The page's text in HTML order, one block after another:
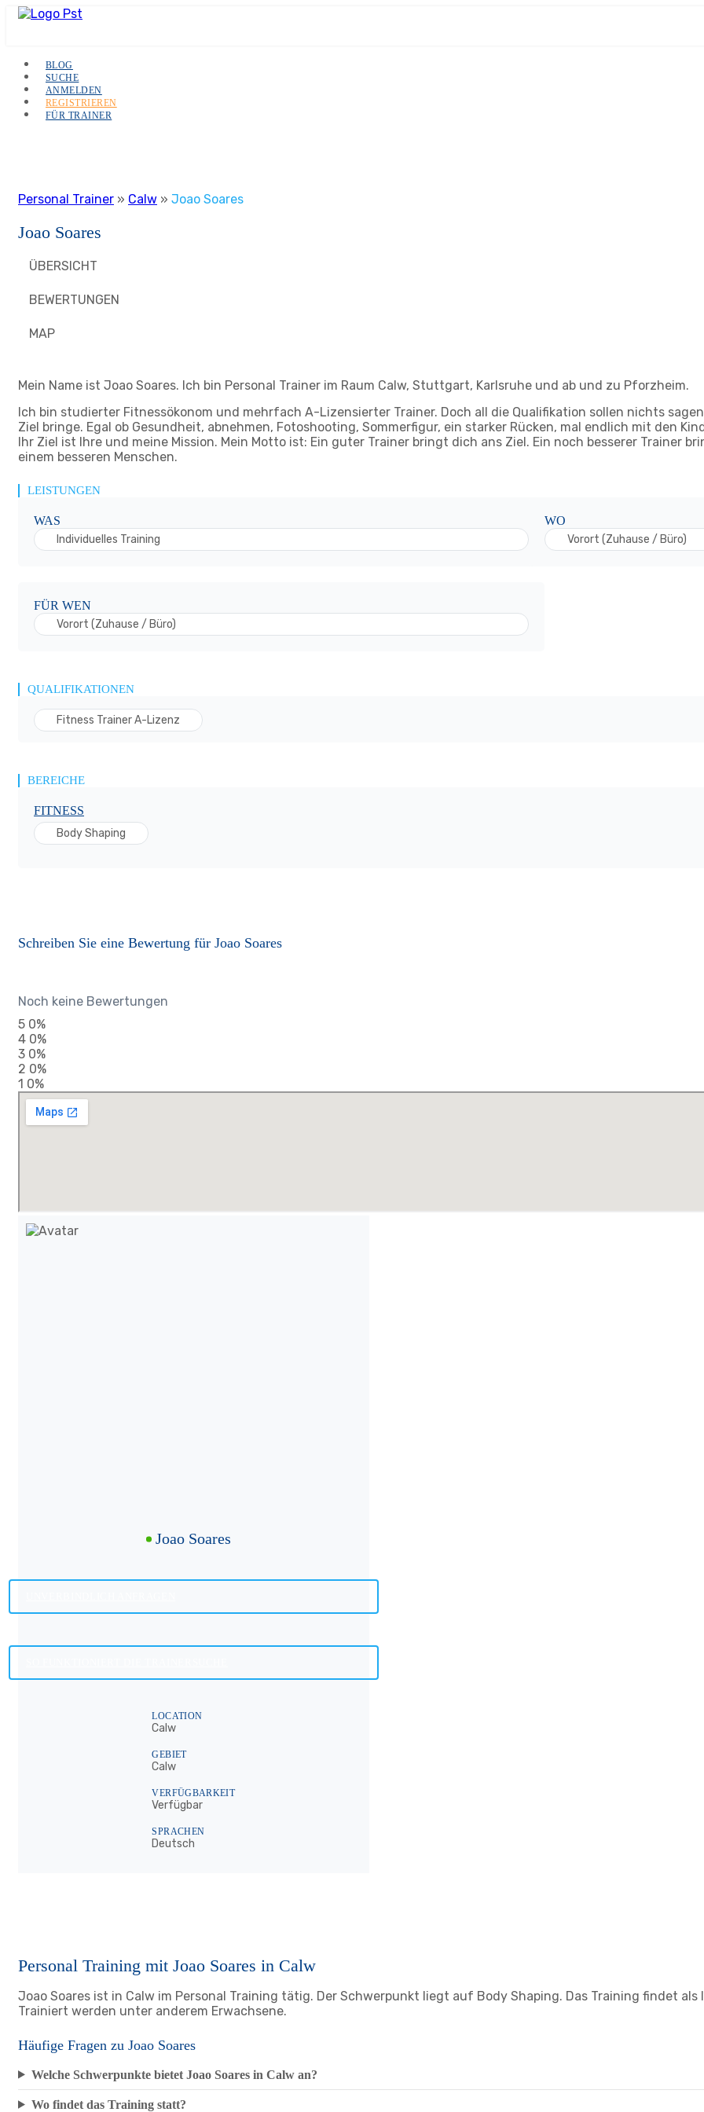
BLOG
SUCHE
ANMELDEN
REGISTRIEREN
FÜR TRAINER
Personal Trainer » Calw » Joao Soares
Joao Soares
ÜBERSICHT
BEWERTUNGEN
MAP
Mein Name ist Joao Soares. Ich bin Personal Trainer im Raum Calw, Stuttgart, Karlsruhe und ab und zu Pforzheim.
Ich bin studierter Fitnessökonom und mehrfach A-Lizensierter Trainer. Doch all die Qualifikation sollen nichts
Ziel bringe. Egal ob Gesundheit, abnehmen, Fotoshooting, Sommerfigur, ein starker Rücken, mal endlich mit den
Ihr Ziel ist Ihre und meine Mission. Mein Motto ist: Ein guter Trainer bringt dich ans Ziel. Ein noch besserer Trainer
einem besseren Menschen.
LEISTUNGEN
WAS
Individuelles Training
WO
Vorort (Zuhause / Büro)
FÜR WEN
Vorort (Zuhause / Büro)
QUALIFIKATIONEN
Fitness Trainer A-Lizenz
BEREICHE
FITNESS
Body Shaping
Schreiben Sie eine Bewertung für Joao Soares
Noch keine Bewertungen
5 0%
4 0%
3 0%
2 0%
1 0%
Joao Soares
LOCATION
Calw
GEBIET
Calw
VERFÜGBARKEIT
Verfügbar
SPRACHEN
Deutsch
Personal Training mit Joao Soares in Calw
Joao Soares ist in Calw im Personal Training tätig. Der Schwerpunkt liegt auf Body Shaping. Das Training findet
Trainiert werden unter anderem Erwachsene.
Häufige Fragen zu Joao Soares
Welche Schwerpunkte bietet Joao Soares in Calw an?
Wo findet das Training statt?